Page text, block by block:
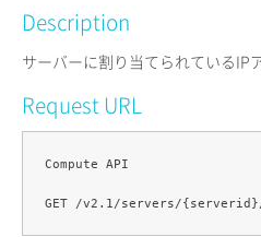
Pencil
サービス一覧
サポート
リリースノート
Description
サーバーに割り当てられているIP
Request URL
Compute API